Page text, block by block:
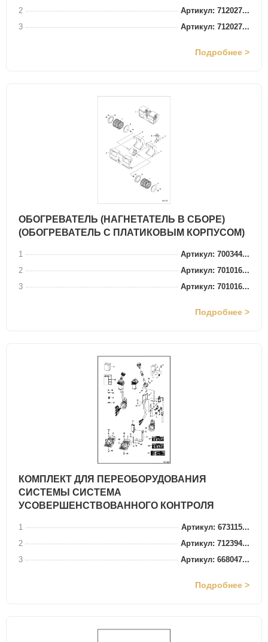
2
Артикул: 712027...
3
Артикул: 712027...
Подробнее >
ОБОГРЕВАТЕЛЬ (НАГНЕТАТЕЛЬ В СБОРЕ)
(ОБОГРЕВАТЕЛЬ С ПЛАТИКОВЫМ КОРПУСОМ)
1
Артикул: 700344...
2
Артикул: 701016...
3
Артикул: 701016...
Подробнее >
КОМПЛЕКТ ДЛЯ ПЕРЕОБОРУДОВАНИЯ
СИСТЕМЫ СИСТЕМА
УСОВЕРШЕНСТВОВАННОГО КОНТРОЛЯ
1
Артикул: 673115...
2
Артикул: 712394...
3
Артикул: 668047...
Подробнее >